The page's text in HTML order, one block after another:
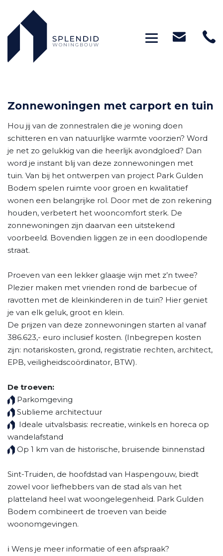
Toggle
Zonnewoningen met carport en tuin
Hou jij van de zonnestralen die je woning doen
schitteren en van natuurlijke warmte voorzien? Word
je net zo gelukkig van die heerlijk avondgloed? Dan
word je instant blij van deze zonnewoningen met
tuin. Van bij het ontwerpen van project Park Gulden
Bodem spelen ruimte voor groen en kwalitatief
wonen een belangrijke rol. Door met de zon rekening
houden, verbetert het wooncomfort sterk. De
zonnewoningen zijn daarvan een uitstekend
voorbeeld. Bovendien liggen ze in een doodlopende
straat.
Proeven van een lekker glaasje wijn met z’n twee?
Plezier maken met vrienden rond de barbecue of
ravotten met de kleinkinderen in de tuin? Hier geniet
je van elk geluk, groot en klein.
De prijzen van deze zonnewoningen starten al vanaf
386.623,- euro inclusief kosten. (Inbegrepen kosten
zijn: notariskosten, grond, registratie rechten, architect,
EPB, veiligheidscoördinator, BTW).
De troeven:
Parkomgeving
Sublieme architectuur
Ideale uitvalsbasis: recreatie, winkels en horeca op
wandelafstand
Op 1 km van de historische, bruisende binnenstad
Sint-Truiden, de hoofdstad van Haspengouw, biedt
zowel voor liefhebbers van de stad als van het
platteland heel wat woongelegenheid. Park Gulden
Bodem combineert de troeven van beide
woonomgevingen.
ℹ️ Wens je meer informatie of een afspraak?